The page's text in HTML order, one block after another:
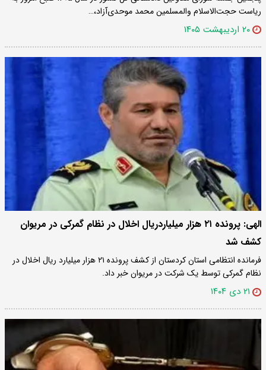
ریاست حجت‌الاسلام والمسلمین محمد موحدی‌آزاد،…
۲۰ اردیبهشت ۱۴۰۵
الهی: پرونده ۲۱ هزار میلیاردریال اخلال در نظام گمرکی در مریوان
کشف شد
فرمانده انتظامی استان کردستان از کشف پرونده ۲۱ هزار میلیارد ریال اخلال در
نظام گمرکی توسط یک شرکت در مریوان خبر داد.
۲۱ دی ۱۴۰۴